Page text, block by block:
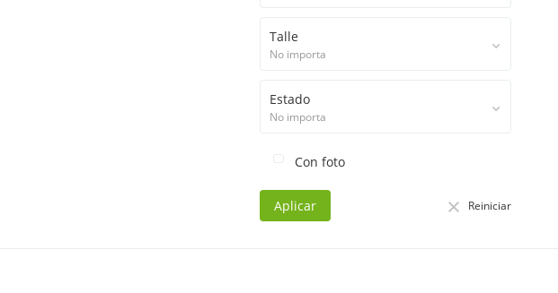
Talle
No importa
Estado
No importa
Con foto
Aplicar Reiniciar